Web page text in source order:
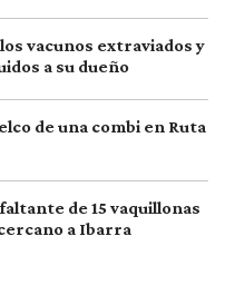
vacunos extraviados y
a su dueño
de una combi en Ruta
de 15 vaquillonas
a Ibarra